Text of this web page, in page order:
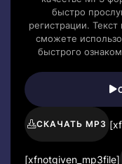
быстро
регистрации.
сможете
быстрого
СКАЧАТЬ MP3
[xfnotgiven_mp3file]